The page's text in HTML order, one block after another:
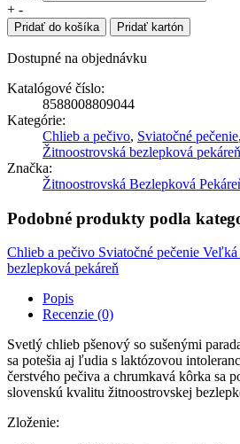
+ -
Pridať do košíka Pridať kartón
Dostupné na objednávku
Katalógové číslo:
8588008809044
Kategórie:
Chlieb a pečivo, Sviatočné pečenie,
Žitnoostrovská bezlepková pekáreň
Značka:
Žitnoostrovská Bezlepková
Podobné produkty podla
Chlieb a pečivo Sviatočné pečenie Veľká
bezlepková pekáreň
Popis
Recenzie (0)
Svetlý chlieb pšenový so sušenými
sa potešia aj ľudia s laktózovou
čerstvého pečiva a chrumkavá kôrka sa
slovenskú kvalitu žitnoostrovskej
Zloženie: